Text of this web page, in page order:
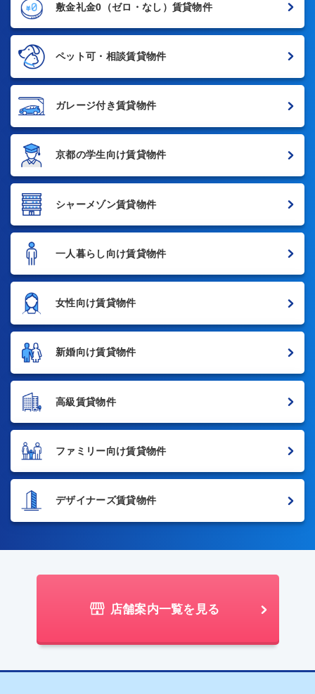
敷金礼金0 （ゼロ・なし）賃貸物件
ペット可・相談賃貸物件
ガレージ付き賃貸物件
京都の学生向け賃貸物件
シャーメゾン賃貸物件
一人暮らし向け賃貸物件
女性向け賃貸物件
新婚向け賃貸物件
高級賃貸物件
ファミリー向け賃貸物件
デザイナーズ賃貸物件
店舗案内一覧を見る